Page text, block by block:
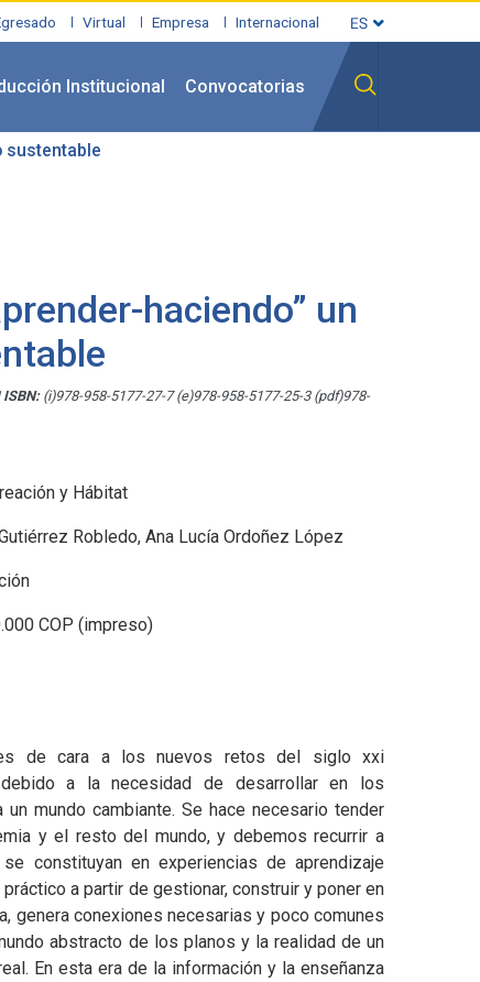
sustentable
Virtual Empresa Internacional
Institucional Convocatorias
haciendo” un
ISBN: (i)978-958-5177-27-7 (e)978-958-5177-25-3 (pdf)978-
y Hábitat
Robledo, Ana Lucía Ordoñez López
COP (impreso)
de cara a los nuevos retos del siglo xxi
a la necesidad de desarrollar en los
mundo cambiante. Se hace necesario tender
y el resto del mundo, y debemos recurrir a
constituyan en experiencias de aprendizaje
a partir de gestionar, construir y poner en
genera conexiones necesarias y poco comunes
abstracto de los planos y la realidad de un
En esta era de la información y la enseñanza